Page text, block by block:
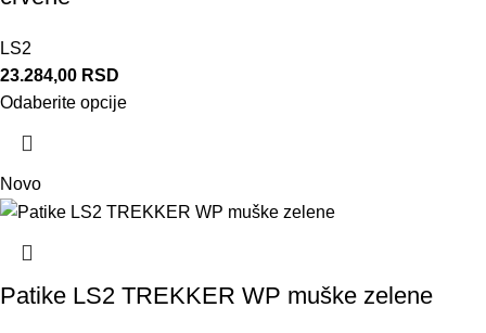
LS2
23.284,00 RSD
Odaberite opcije
Novo
Patike LS2 TREKKER WP muške zelene